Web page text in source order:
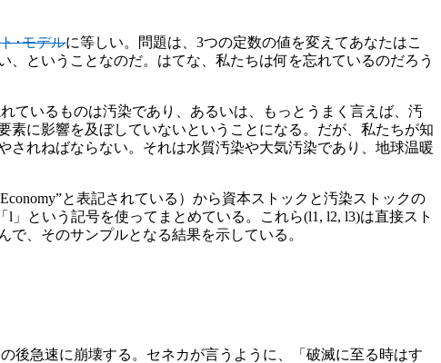
･モデルに等しい。問題は、3つの定数の値を変えてあなたはこ
ということなのだ。はてな、私たちは何を忘れているのだろう
ているものは汚染であり、あるいは、もっとうまく言えば、汚
に影響を及ぼしていないということになる。だが、私たちが知
れねばならない。それは水質汚染や大気汚染であり、地球温暖
と表記されている）から資本ストックと汚染ストックの
という記号を使ってまとめている。これら(l1, l2, l3)は直接スト
、そのサンプルとなる結果を示している。
後急速に崩壊する。セネカが言うように、「破滅に至る時はす